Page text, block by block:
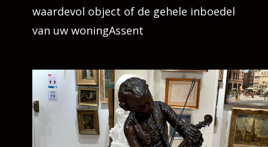
waardevol object of de gehele inboedel
van uw woningAssent